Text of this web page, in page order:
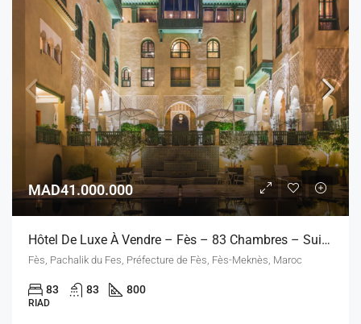
MAD41.000.000
Hôtel De Luxe À Vendre – Fès – 83 Chambres – Suites – Restauration – Spa – Night Club
Fès, Pachalik du Fes, Préfecture de Fès, Fès-Meknès, Maroc
83 83 800
RIAD